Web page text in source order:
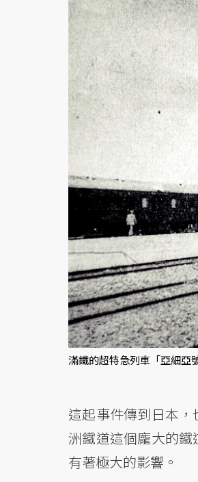
滿鐵的超特急列車「亞細亞
這起事件傳到日本
洲鐵道這個龐大的
有著極大的影響。